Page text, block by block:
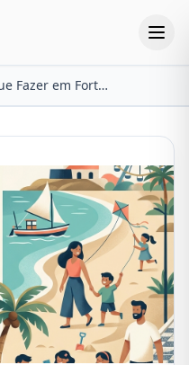
O Que Fazer em Fortaleza com Crianças em 2026: Guia Completo